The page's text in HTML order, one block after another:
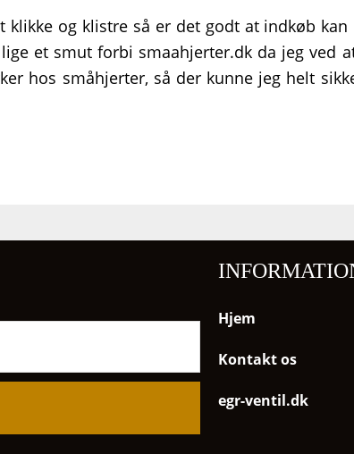
klikke og klistre så er det godt at indkøb kan
et smut forbi smaahjerter.dk da jeg ved
hos småhjerter, så der kunne jeg helt
dette
websted
Hjem
Kontakt os
egr-ventil.dk